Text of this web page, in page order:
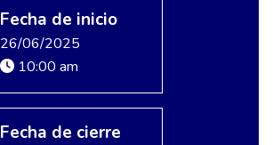
Fecha de inicio
26/06/2025
10:00 am
Fecha de cierre